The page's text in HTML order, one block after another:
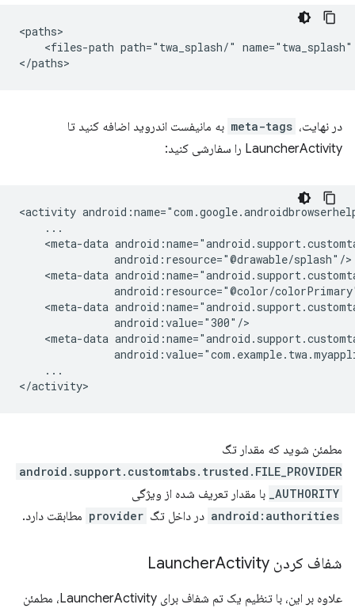
<files-path path="twa_splash/" name="twa_splash"
در نهایت، meta-tags به مانیفست اندروید اضافه کنید تا
LauncherActivity را سفارشی کنید:
<activity
<meta-data
<meta-data
<meta-data
<meta-data
...
مطمئن شوید که مقدار تگ
android.support.customtabs.trusted.FILE_PROVIDER
_AUTHORITY
با مقدار تعریف شده از ویژگی
android:authorities در داخل تگ provider مطابقت دارد.
شفاف کردن Launcher Activity
علاوه بر این، با تنظیم یک تم شفاف برای LauncherActivity، مطمئن